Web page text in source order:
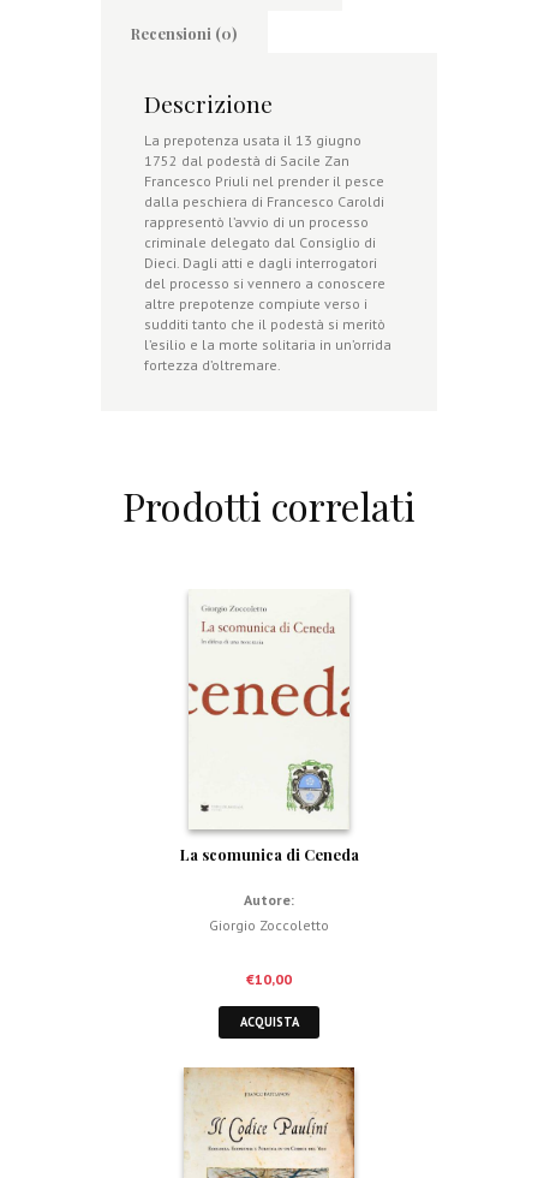
Recensioni (0)
Descrizione
La prepotenza usata il 13 giugno
1752 dal podestà di Sacile Zan
Francesco Priuli nel prender il pesce
dalla peschiera di Francesco Caroldi
rappresentò l’avvio di un processo
criminale delegato dal Consiglio di
Dieci. Dagli atti e dagli interrogatori
del processo si vennero a conoscere
altre prepotenze compiute verso i
sudditi tanto che il podestà si meritò
l’esilio e la morte solitaria in un’orrida
fortezza d’oltremare.
Prodotti correlati
La scomunica di Ceneda
Autore:
Giorgio Zoccoletto
€10,00
ACQUISTA